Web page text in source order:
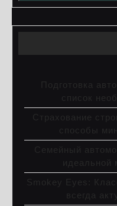
Подготовка
список
Страхование
способы
Семейный
Smokey Eyes:
всегда